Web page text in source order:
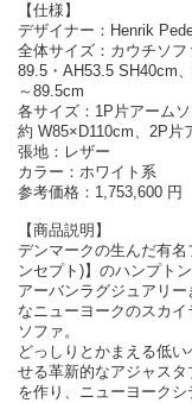
【仕様】
デザイナー：Henrik
全体サイズ：カウチソ
89.5・AH53.5 SH40cm
～89.5cm
各サイズ：1P片アーム
約 W85×D110cm、2P片
張地：レザー
カラー：ホワイト系
参考価格：1,753,600 円
【商品説明】
デンマークの生んだ有
ンセプト)】のハンプト
アーバンラグジュアリ
なニューヨークのスカ
ソファ。
どっしりとかまえる低
せる革新的なアジャス
を作り、ニューヨークシ